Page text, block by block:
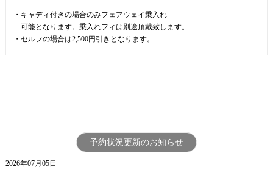
・キャディ付きの場合のみフェアウェイ乗入れ
可能となります。乗入れフィは別途頂戴致します。
・セルフの場合は2,500円引きとなります。
予約状況更新のお知らせ
2026年07月05日